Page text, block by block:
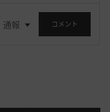
通報 コメント